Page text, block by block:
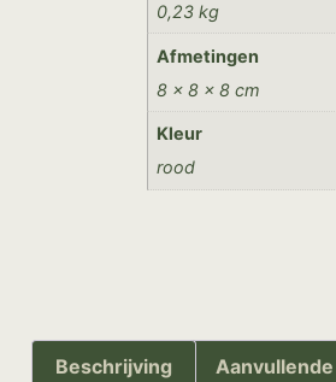
0,23 kg
Afmetingen
8 × 8 × 8 cm
Kleur
rood
Beschrijving